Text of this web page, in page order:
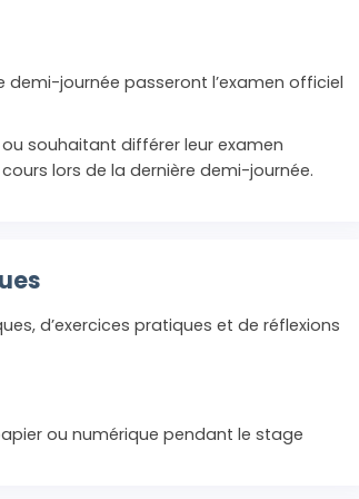
demi-journée passeront l’examen officiel
souhaitant différer leur examen
lors de la dernière demi-journée.
d’exercices pratiques et de réflexions
ou numérique pendant le stage